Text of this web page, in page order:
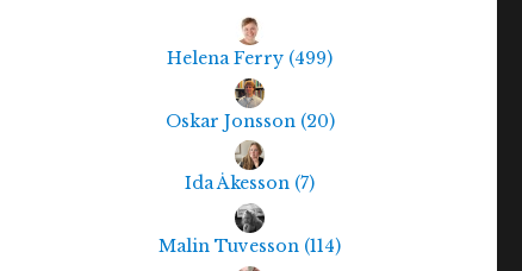
Helena Ferry (499)
Oskar Jonsson (20)
Ida Åkesson (7)
Malin Tuvesson (114)